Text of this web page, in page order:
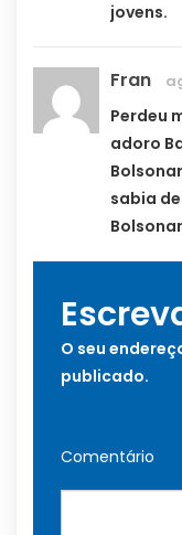
jovens.
Fran
Perdeu
adoro
sabia
O seu
publicado.
Comentário